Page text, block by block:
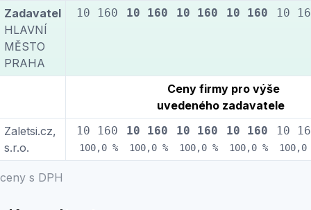
ceny s DPH
Zadavatel
HLAVNÍ
MĚSTO
PRAHA
10 160 10 160 10 160 10 160 10
Ceny firmy pro výše
uvedeného zadavatele
Zaletsi.cz,
s.r.o.
10 160
100,0 %
10 160
100,0 %
10 160
100,0 %
10 160
100,0 %
10
100,0